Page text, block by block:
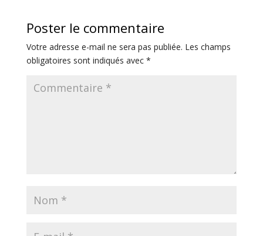
Poster le commentaire
Votre adresse e-mail ne sera pas publiée. Les champs
obligatoires sont indiqués avec *